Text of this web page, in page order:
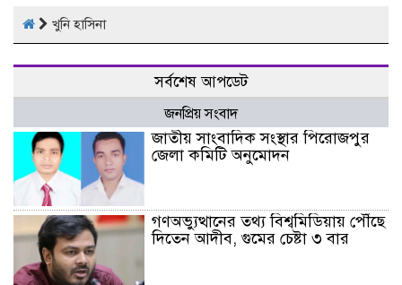
খুনি হাসিনা
সর্বশেষ আপডেট
জনপ্রিয় সংবাদ
জাতীয় সাংবাদিক সংস্থার পিরোজপুর
জেলা কমিটি অনুমোদন
গণঅভ্যুত্থানের তথ্য বিশ্বমিডিয়ায় পৌঁছে
দিতেন আদীব, গুমের চেষ্টা ৩ বার